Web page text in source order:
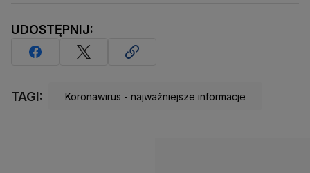
UDOSTĘPNIJ:
TAGI: Koronawirus - najważniejsze informacje